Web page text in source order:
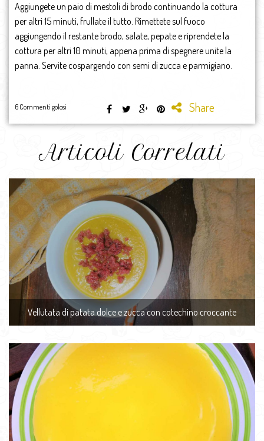
Aggiungete un paio di mestoli di brodo continuando la cottura
per altri 15 minuti, frullate il tutto. Rimettete sul fuoco
aggiungendo il restante brodo, salate, pepate e riprendete la
cottura per altri 10 minuti, appena prima di spegnere unite la
panna. Servite cospargendo con semi di zucca e parmigiano.
6 Commenti golosi Share
Articoli Correlati
Vellutata di patata dolce e zucca con cotechino croccante